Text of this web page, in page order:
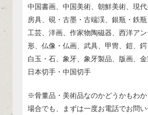
中国書画、中国美術、朝鮮美術、現
房具、硯・古墨・古端渓、銀瓶・鉄瓶
工芸、洋画、作家物陶磁器、西洋ア
形、仏像・仏画、武具、甲冑、鎧、鍔
白玉・石、象牙、象牙製品、版画、金
日本切手・中国切手
※骨董品・美術品なのかどうかもわ
場合でも、まずは一度お電話でお問